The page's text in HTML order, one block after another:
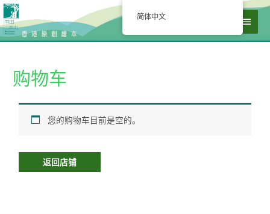
购物车
您的购物车目前是空的。
返回店铺
简体中文